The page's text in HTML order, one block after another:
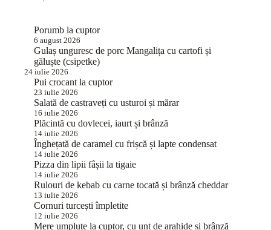
Porumb la cuptor
6 august 2026
Gulaș unguresc de porc Mangalița cu cartofi și
găluște (csipetke)
24 iulie 2026
Pui crocant la cuptor
23 iulie 2026
Salată de castraveți cu usturoi și mărar
16 iulie 2026
Plăcintă cu dovlecei, iaurt și brânză
14 iulie 2026
Înghețată de caramel cu frișcă și lapte condensat
14 iulie 2026
Pizza din lipii fâșii la tigaie
14 iulie 2026
Rulouri de kebab cu carne tocată și brânză cheddar
13 iulie 2026
Cornuri turcești împletite
12 iulie 2026
Mere umplute la cuptor, cu unt de arahide și brânză